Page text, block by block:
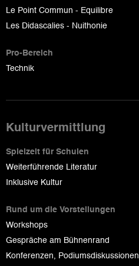
Le Point Commun - Equilibre
Les Didascalies - Nuithonie
Pro-Bereich
Technik
Kulturvermittlung
Spielzeit für Schulen
Weiterführende Literatur
Inklusive Kultur
Rund um die Vorstellungen
Workshops
Gespräche am Bühnenrand
Konferenzen, Podiumsdiskussionen